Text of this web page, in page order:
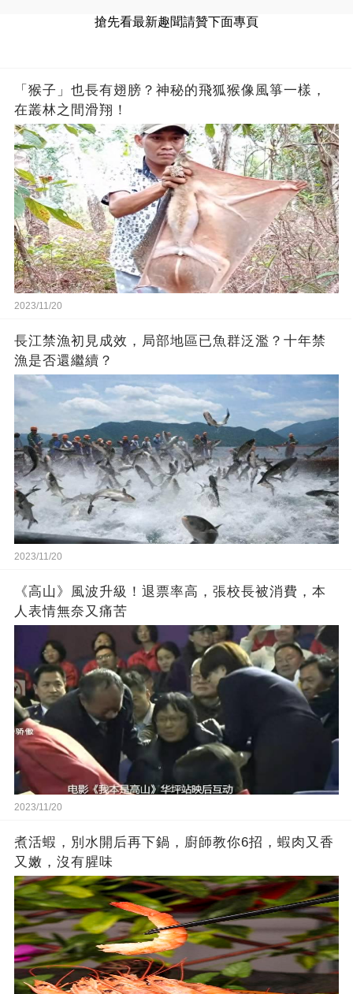
搶先看最新趣聞請贊下面專頁
「猴子」也長有翅膀？神秘的飛狐猴像風箏一樣，
在叢林之間滑翔！
2023/11/20
長江禁漁初見成效，局部地區已魚群泛濫？十年禁
漁是否還繼續？
2023/11/20
《高山》風波升級！退票率高，張校長被消費，本
人表情無奈又痛苦
2023/11/20
煮活蝦，別水開后再下鍋，廚師教你6招，蝦肉又香
又嫩，沒有腥味